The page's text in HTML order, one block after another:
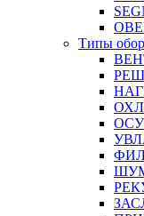
Типы